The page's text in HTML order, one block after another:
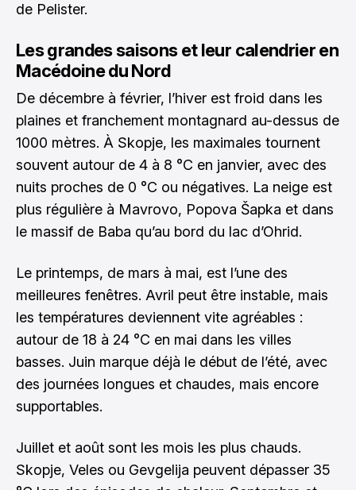
de Pelister.
Les grandes saisons et leur calendrier en
Macédoine du Nord
De décembre à février, l’hiver est froid dans les
plaines et franchement montagnard au-dessus de
1000 mètres. À Skopje, les maximales tournent
souvent autour de 4 à 8 °C en janvier, avec des
nuits proches de 0 °C ou négatives. La neige est
plus régulière à Mavrovo, Popova Šapka et dans
le massif de Baba qu’au bord du lac d’Ohrid.
Le printemps, de mars à mai, est l’une des
meilleures fenêtres. Avril peut être instable, mais
les températures deviennent vite agréables :
autour de 18 à 24 °C en mai dans les villes
basses. Juin marque déjà le début de l’été, avec
des journées longues et chaudes, mais encore
supportables.
Juillet et août sont les mois les plus chauds.
Skopje, Veles ou Gevgelija peuvent dépasser 35